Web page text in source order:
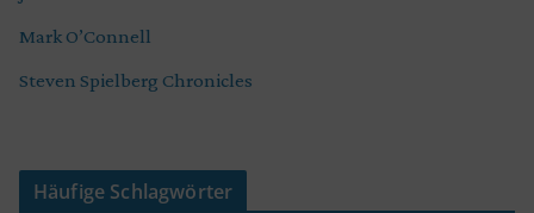
Mark O’Connell
Steven Spielberg Chronicles
Häufige Schlagwörter